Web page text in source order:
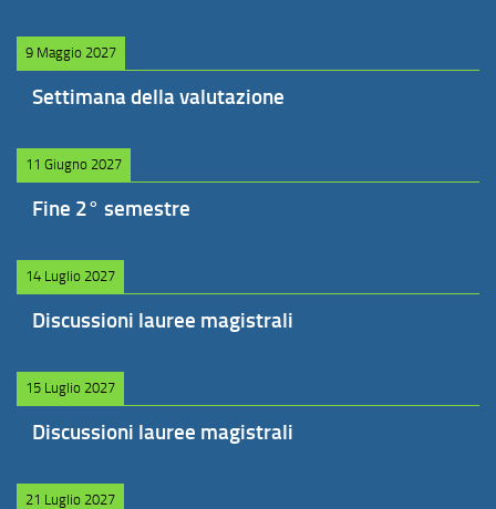
9 Maggio 2027
Settimana della valutazione
11 Giugno 2027
Fine 2° semestre
14 Luglio 2027
Discussioni lauree magistrali
15 Luglio 2027
Discussioni lauree magistrali
21 Luglio 2027